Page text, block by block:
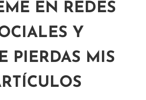
EN REDES
Y
PIERDAS MIS